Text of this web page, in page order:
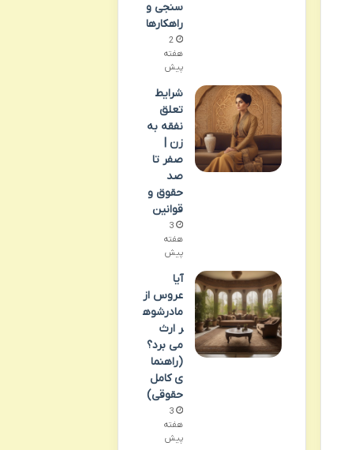
سنجی و
راهکارها
2
هفته
پیش
شرایط
تعلق
نفقه به
زن |
صفر تا
صد
حقوق و
قوانین
3
هفته
پیش
آیا
عروس از
مادرشوه
ر ارث
می برد؟
(راهنما
ی کامل
حقوقی)
3
هفته
پیش